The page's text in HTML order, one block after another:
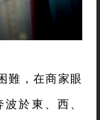
難，在商家眼
於東、西、